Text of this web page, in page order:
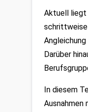
Aktuell liegt
schrittweise
Angleichung
Darüber
In diesem
Ausnahmen